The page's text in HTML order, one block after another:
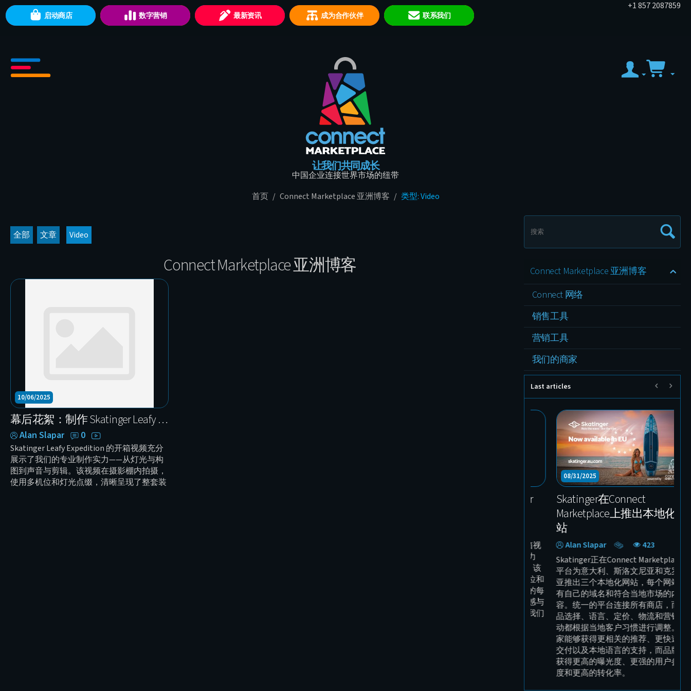
启动商店 数字营销 最新资讯 成为合作伙伴 联系我们
+1 857 2087859
让我们共同成长
中国企业连接世界市场的纽带
首页 / Connect Marketplace 亚洲博客 / 类型: Video
全部 文章 Video
Connect Marketplace 亚洲博客
10/06/2025
幕后花絮：制作 Skatinger Leafy Expedition 开箱视频
Alan Slapar 0
Skatinger Leafy Expedition 的开箱视频充分
展示了我们的专业制作实力——从灯光与构
图到声音与剪辑。该视频在摄影棚内拍摄，
使用多机位和灯光点缀，清晰呈现了整套装
Connect Marketplace 亚洲博客
Connect 网络
销售工具
营销工具
我们的商家
Last articles
10/23/2025
BuckTool——加入 Connect
Marketplace 的全球专业电动
工具品牌
Sebastian Wilken
339
BuckTool 是 Connect Marketplace 的
新入驻卖家，也是专注于品质、稳定
性和精准度的全球电动工具制造商。
我们为品牌打造了全新的视觉识别系
统、口号 “Get it Done”、专业产品摄
影以及完整的现代化官网。品牌现已
全面准备好进入欧洲、美国和中国市
场，并拥有明确的全球扩张战略。